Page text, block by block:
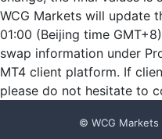
WCG Markets will update
01:00 (Beijing time
swap information under
MT4 client platform. If
please do not hesitate to
© WCG Markets